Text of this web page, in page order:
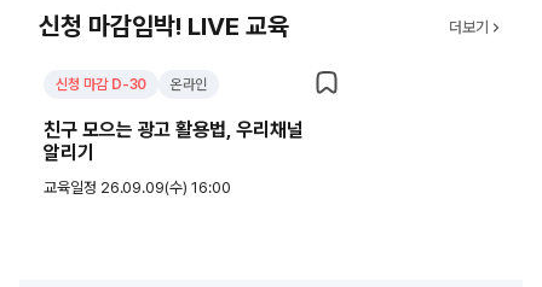
신청 마감임박! LIVE 교육
상세보기
신청 마감 D-30 온라인
친구 모으는 광고 활용법, 우리채널
알리기
교육일정 26.09.09(수) 16:00
더보기